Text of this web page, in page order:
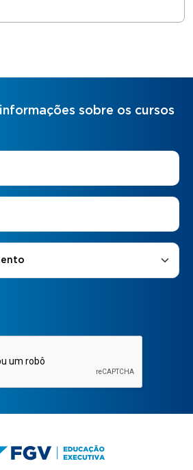
sobre os cursos